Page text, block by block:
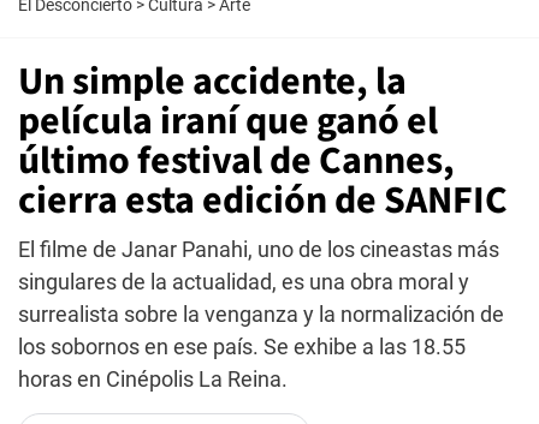
El Desconcierto >Cultura >Arte
Un simple accidente, la
película iraní que ganó el
último festival de Cannes,
cierra esta edición de SANFIC
El filme de Janar Panahi, uno de los cineastas más
singulares de la actualidad, es una obra moral y
surrealista sobre la venganza y la normalización de
los sobornos en ese país. Se exhibe a las 18.55
horas en Cinépolis La Reina.